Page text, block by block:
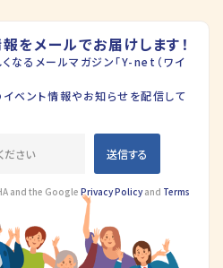
をメールでお届けします！
なるメールマガジン「Y-net（ワイ
ベント情報やお知らせを配信して
and the Google Privacy Policyand Terms